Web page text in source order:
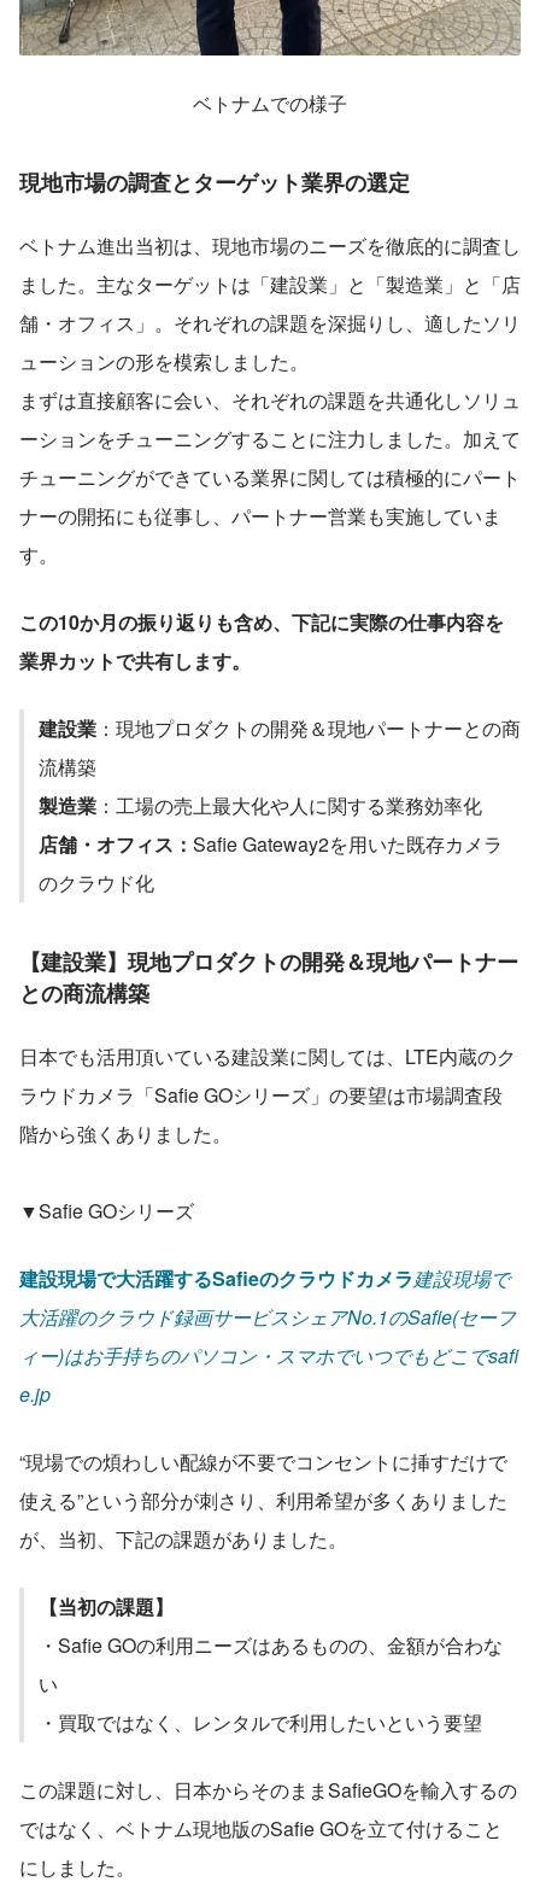
ベトナムでの様子
現地市場の調査とターゲット業界の選定
ベトナム進出当初は、現地市場のニーズを徹底的に調査し
ました。主なターゲットは「建設業」と「製造業」と「店
舗・オフィス」。それぞれの課題を深掘りし、適したソリ
ューションの形を模索しました。
まずは直接顧客に会い、それぞれの課題を共通化しソリュ
ーションをチューニングすることに注力しました。加えて
チューニングができている業界に関しては積極的にパート
ナーの開拓にも従事し、パートナー営業も実施していま
す。
この10か月の振り返りも含め、下記に実際の仕事内容を
業界カットで共有します。
建設業 ：現地プロダクトの開発＆現地パートナーとの商
流構築
製造業 ：工場の売上最大化や人に関する業務効率化
店舗・オフィス： Safie Gateway2を用いた既存カメラ
のクラウド化
【建設業】現地プロダクトの開発＆現地パートナー
との商流構築
日本でも活用頂いている建設業に関しては、LTE内蔵のク
ラウドカメラ「Safie GOシリーズ」の要望は市場調査段
階から強くありました。
▼Safie GOシリーズ
建設現場で大活躍するSafieのクラウドカメラ建設現場で
大活躍のクラウド録画サービスシェアNo.1のSafie(セーフ
ィー)はお手持ちのパソコン・スマホでいつでもどこでsafi
e.jp
“現場での煩わしい配線が不要でコンセントに挿すだけで
使える”という部分が刺さり、利用希望が多くありました
が、当初、下記の課題がありました。
【当初の課題】
・Safie GOの利用ニーズはあるものの、金額が合わな
い
・買取ではなく、レンタルで利用したいという要望
この課題に対し、日本からそのままSafieGOを輸入するの
ではなく、ベトナム現地版のSafie GOを立て付けること
にしました。